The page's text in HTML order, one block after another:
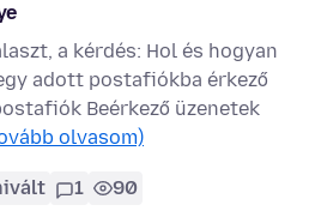
a kérdés: Hol és hogyan
adott postafiókba érkező
Beérkező üzenetek
olvasom)
1 90